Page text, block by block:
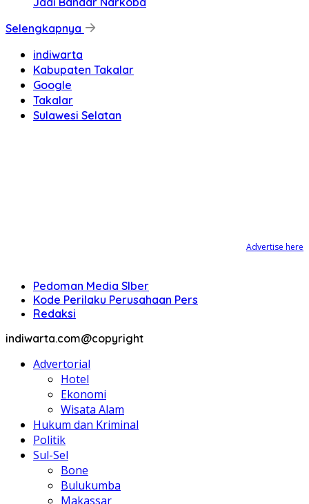
Selengkapnya
indiwarta
Kabupaten Takalar
Google
Takalar
Sulawesi Selatan
Advertise here
Pedoman Media SIber
Kode Perilaku Perusahaan Pers
Redaksi
indiwarta.com@copyright
Advertorial
Hotel
Ekonomi
Wisata Alam
Hukum dan Kriminal
Politik
Sul-Sel
Bone
Bulukumba
Makassar